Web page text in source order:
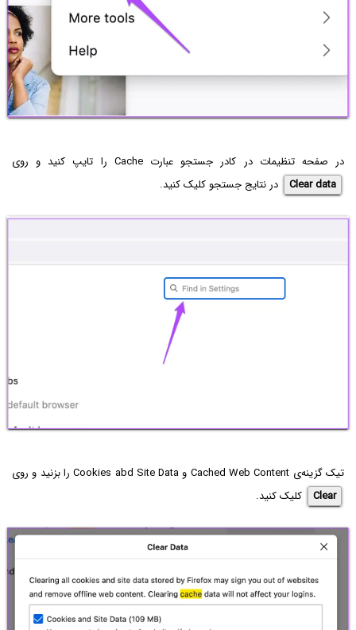
در صفحه تنظیمات در کادر جستجو عبارت Cache را تایپ کنید و روی
Clear data
در نتایج جستجو کلیک کنید.
تیک گزینه‌ی Cached Web Content و Cookies abd Site Data را بزنید و روی
Clear
کلیک کنید.